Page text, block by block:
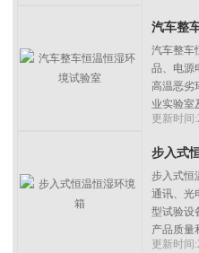
汽车整
汽车整车
品、电源
高温恶劣
业实验室
及尺寸大
更新时间
步入式
步入式恒
通讯、光
型试验设
产品质量
更新时间